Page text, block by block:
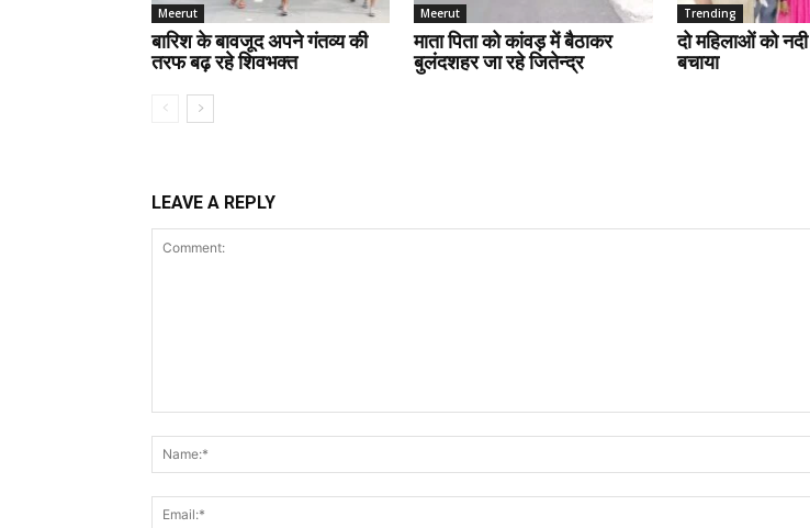
Meerut
बारिश के बावजूद अपने गंतव्य की
तरफ बढ़ रहे शिवभक्त
Meerut
माता पिता को कांवड़ में बैठाकर
बुलंदशहर जा रहे जितेन्द्र
Trending
दो महिलाओं को
बचाया
LEAVE A REPLY